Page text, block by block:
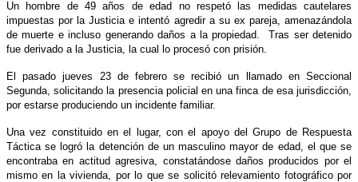
Un hombre de 49 años de edad no respetó las medidas cautelares
impuestas por la Justicia e intentó agredir a su ex pareja, amenazándola
de muerte e incluso generando daños a la propiedad. Tras ser detenido
fue derivado a la Justicia, la cual lo procesó con prisión.
El pasado jueves 23 de febrero se recibió un llamado en Seccional
Segunda, solicitando la presencia policial en una finca de esa jurisdicción,
por estarse produciendo un incidente familiar.
Una vez constituido en el lugar, con el apoyo del Grupo de Respuesta
Táctica se logró la detención de un masculino mayor de edad, el que se
encontraba en actitud agresiva, constatándose daños producidos por el
mismo en la vivienda, por lo que se solicitó relevamiento fotográfico por